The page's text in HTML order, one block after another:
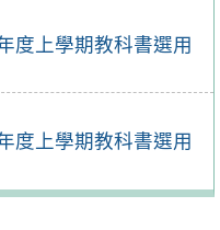
度上學期教科書選用
度上學期教科書選用